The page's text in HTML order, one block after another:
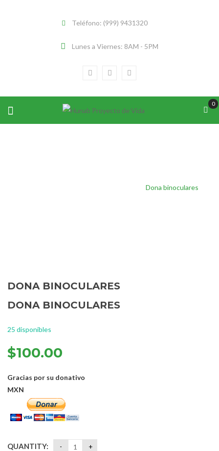
Teléfono: (999) 9431320
Lunes a Viernes: 8AM - 5PM
0
Dona binoculares
DONA BINOCULARES
DONA BINOCULARES
25 disponibles
$100.00
Gracias por su donativo
MXN
QUANTITY: